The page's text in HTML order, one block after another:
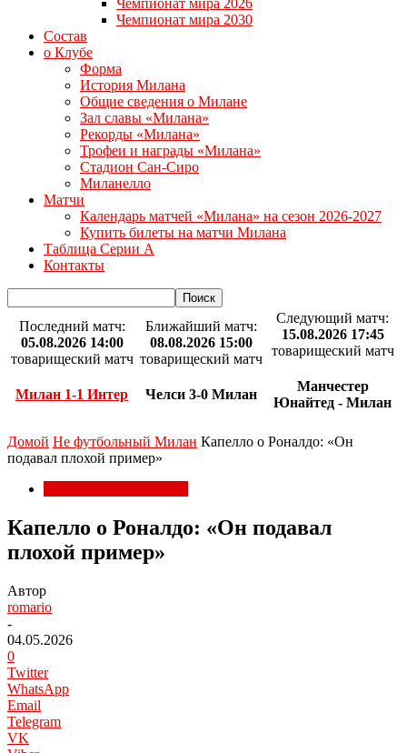
Чемпионат мира 2026
Чемпионат мира 2030
Состав
о Клубе
Форма
История Милана
Общие сведения о Милане
Зал славы «Милана»
Рекорды «Милана»
Трофеи и награды «Милана»
Стадион Сан-Сиро
Миланелло
Матчи
Календарь матчей «Милана» на сезон 2026-2027
Купить билеты на матчи Милана
Таблица Серии А
Контакты
Последний матч:
05.08.2026 14:00
товарищеский матч
Милан 1-1 Интер
Ближайший матч:
08.08.2026 15:00
товарищеский матч
Челси 3-0 Милан
Следующий матч:
15.08.2026 17:45
товарищеский матч
Манчестер
Юнайтед - Милан
Домой Не футбольный Милан Капелло о Роналдо: «Он
подавал плохой пример»
Капелло о Роналдо: «Он подавал
плохой пример»
Автор
romario
-
04.05.2026
0
Twitter
WhatsApp
Email
Telegram
VK